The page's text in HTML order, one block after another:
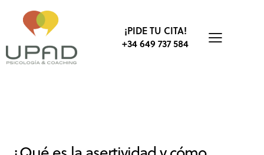
¡PIDE TU CITA!
+34 649 737 584